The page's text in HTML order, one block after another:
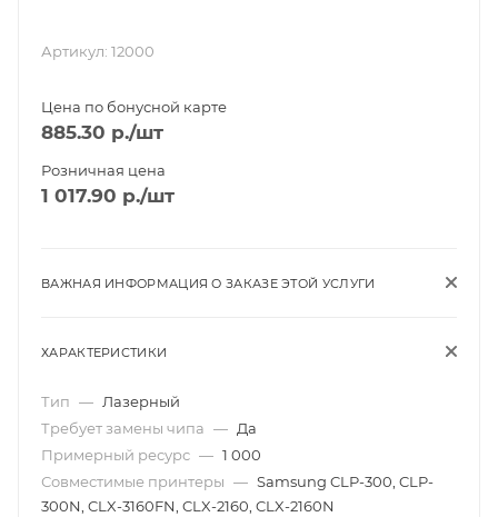
Артикул: 12000
Цена по бонусной карте
885.30 р./шт
Розничная цена
1 017.90 р./шт
ВАЖНАЯ ИНФОРМАЦИЯ О ЗАКАЗЕ ЭТОЙ УСЛУГИ
ХАРАКТЕРИСТИКИ
Тип — Лазерный
Требует замены чипа — Да
Примерный ресурс — 1 000
Совместимые принтеры — Samsung CLP-300, CLP-
300N, CLX-3160FN, CLX-2160, CLX-2160N